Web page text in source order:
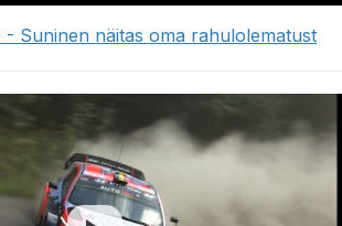
- Suninen näitas oma rahulolematust